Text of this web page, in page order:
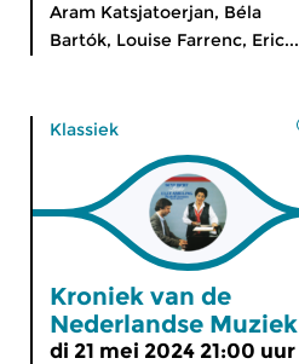
Aram Katsjatoerjan, Béla
Bartók, Louise Farrenc, Eric...
Klassiek
Kroniek van de
Nederlandse Muziek
di 21 mei 2024 21:00 uur